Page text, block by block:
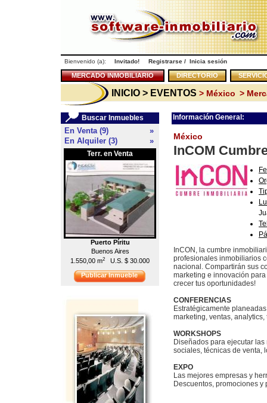
Bienvenido (a): Invitado! Registrarse / Inicia sesión
MERCADO INMOBILIARIO DIRECTORIO
INICIO > EVENTOS > México >
Buscar Inmuebles
En Venta (9)
»
En Alquiler (3)
»
Terr. en Venta
Puerto Píritu
Buenos Aires
1.550,00 m2 U.S. $ 30.000
Local en Venta
Chacao
55,00 m2 U.S. $ 176.000
Publicar Inmueble
Información General:
México
InCOM
InCON, la cumbre
profesionales inmobiliarios
nacional. Compartirán sus
marketing e innovación
crecer tus oportunidades!
CONFERENCIAS
Estratégicamente
marketing, ventas,
WORKSHOPS
Diseñados para ejecutar
sociales, técnicas de venta,
EXPO
Las mejores empresas y
Descuentos, promociones y